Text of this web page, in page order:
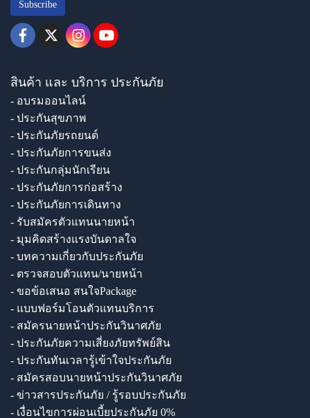
Subscribe
สินค้า และ บริการ ประกันภัย
- อบรมออนไลน์
- ประกันสุขภาพ
- ประกันภัยรถยนต์
- ประกันภัยการขนส่ง
- ประกันกลุ่มนักเรียน
- ประกันภัยการก่อสร้าง
- ประกันภัยการเดินทาง
- รับสมัครตัวแทนนายหน้า
- มุมคิดสร้างแรงบันดาลใจ
- บทความเกี่ยวกับประกันภัย
- ตรวจสอบตัวแทน/นายหน้า
- ขอข้อเสนอ สนใจPackage
- แบบฟอร์มโอนตัวแทนบริการ
- สมัครนายหน้าประกันวินาศภัย
- ประกันภัยความเสี่ยงภัยทรัพย์สิน
- ประกันทันเวลารู้เข้าใจประกันภัย
- สมัครสอบนายหน้าประกันวินาศภัย
- ข่าวสารประกันภัย / รู้รอบประกันภัย
- เงื่อนไขการผ่อนเบี้ยประกันภัย 0%